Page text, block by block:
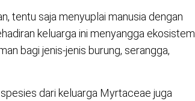
tentu saja menyuplai manusia dengan
keluarga ini menyangga ekosistem
bagi jenis-jenis burung, serangga,
dari keluarga Myrtaceae juga